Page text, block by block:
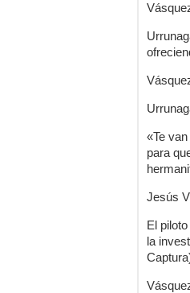
«Te
para
Jesús
El
la